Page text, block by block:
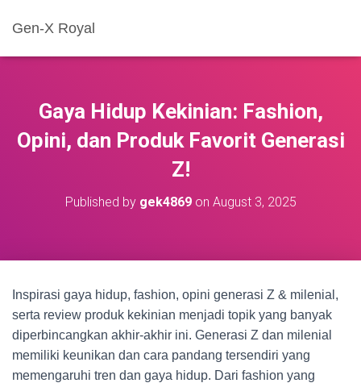
Gen-X Royal
Gaya Hidup Kekinian: Fashion,
Opini, dan Produk Favorit Generasi
Z!
Published by gek4869on August 3, 2025
Inspirasi gaya hidup, fashion, opini generasi Z & milenial,
serta review produk kekinian menjadi topik yang banyak
diperbincangkan akhir-akhir ini. Generasi Z dan milenial
memiliki keunikan dan cara pandang tersendiri yang
memengaruhi tren dan gaya hidup. Dari fashion yang